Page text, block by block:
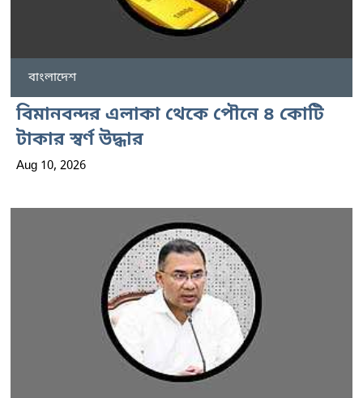
বাংলাদেশ
বিমানবন্দর এলাকা থেকে পৌনে ৪ কোটি
টাকার স্বর্ণ উদ্ধার
Aug 10, 2026